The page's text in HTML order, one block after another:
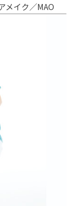
イク／MAO